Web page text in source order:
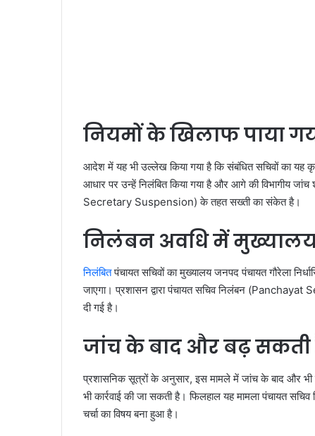
नियमों के खिलाफ पाया
आदेश में यह भी उल्लेख किया गया है कि संबंधित सचिवों का
आधार पर उन्हें निलंबित किया गया है और आगे की विभागीय
Secretary Suspension) के तहत सख्ती का संकेत है।
निलंबन अवधि में
निलंबितपंचायत सचिवों का मुख्यालय जनपद पंचायत गौरेला
जाएगा। प्रशासन द्वारा पंचायत सचिव निलंबन
दी गई है।
जांच के बाद और बढ़ सकती
प्रशासनिक सूत्रों के अनुसार, इस मामले में जांच के बाद और भी
भी कार्रवाई की जा सकती है। फिलहाल यह मामला
चर्चा का विषय बना हुआ है।